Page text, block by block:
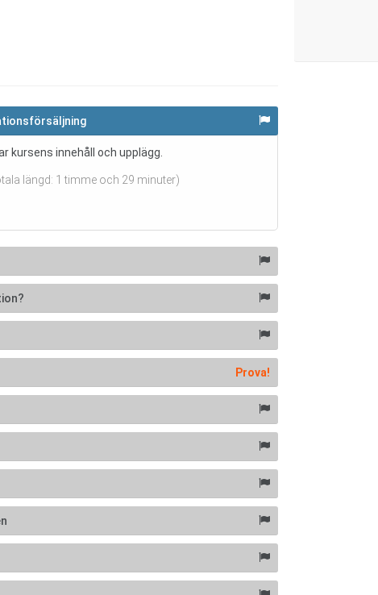
kursens innehåll och upplägg.
längd: 1 timme och 29 minuter)
Prova!